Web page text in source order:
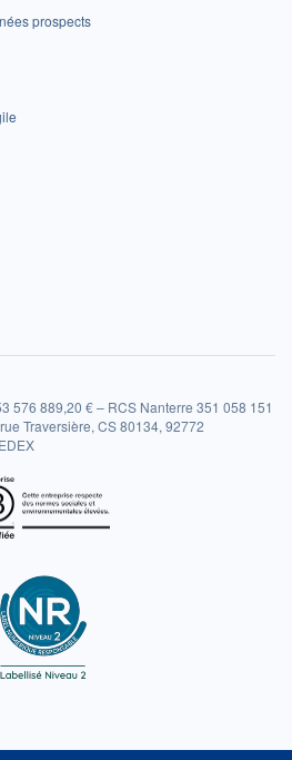
prospects
576 889,20 € – RCS Nanterre 351 058 151
Traversière, CS 80134, 92772